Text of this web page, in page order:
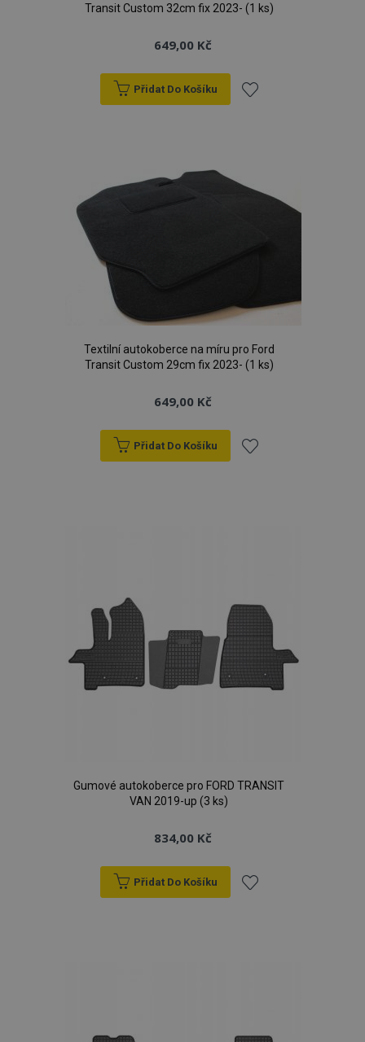
Transit Custom 32cm fix 2023- (1 ks)
649,00 Kč
Přidat Do Košíku
oblíbeným
Textilní autokoberce na míru pro Ford
Transit Custom 29cm fix 2023- (1 ks)
649,00 Kč
Přidat Do Košíku
Gumové autokoberce pro FORD TRANSIT
VAN 2019-up (3 ks)
834,00 Kč
Přidat Do Košíku